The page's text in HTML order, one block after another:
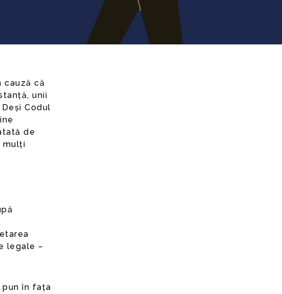
unii
Codul
de
mulți
legale –
în fața